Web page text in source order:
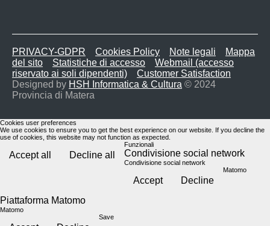
PRIVACY-GDPR Cookies Policy Note legali
Mappa
del sito
Statistiche di accesso
Webmail (accesso
riservato ai soli dipendenti)
Customer Satisfaction
Designed by HSH Informatica & Cultura © 2024
Provincia di Matera
Cookies user preferences
We use cookies to ensure you to get the best experience on our website. If you decline the
use of cookies, this website may not function as expected.
Accept all Decline all
Funzionali
Condivisione social network
Condivisione social network
Accept Decline
Matomo
Piattaforma Matomo
Matomo
Save